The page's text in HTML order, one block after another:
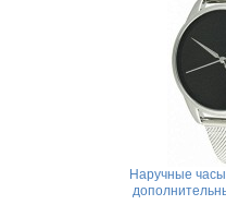
Наручные